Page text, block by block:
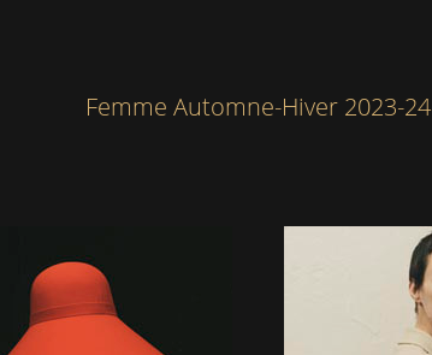
Femme Automne-Hiver 2023-24